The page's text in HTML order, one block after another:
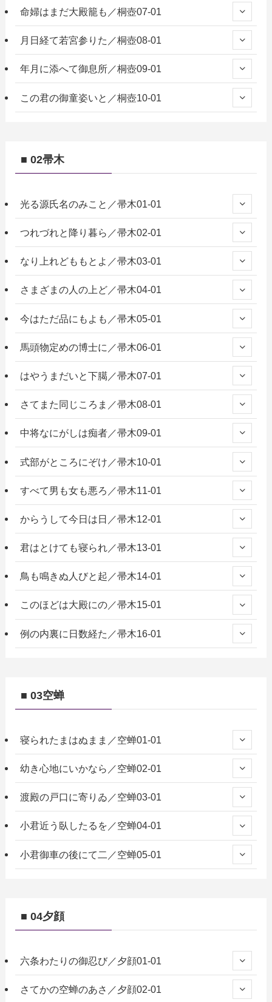
命婦はまだ大殿籠も／桐壺07-01
月日経て若宮参りた／桐壺08-01
年月に添へて御息所／桐壺09-01
この君の御童姿いと／桐壺10-01
■ 02帚木
光る源氏名のみこと／帚木01-01
つれづれと降り暮ら／帚木02-01
なり上れどももとよ／帚木03-01
さまざまの人の上ど／帚木04-01
今はただ品にもよも／帚木05-01
馬頭物定めの博士に／帚木06-01
はやうまだいと下臈／帚木07-01
さてまた同じころま／帚木08-01
中将なにがしは痴者／帚木09-01
式部がところにぞけ／帚木10-01
すべて男も女も悪ろ／帚木11-01
からうして今日は日／帚木12-01
君はとけても寝られ／帚木13-01
鳥も鳴きぬ人びと起／帚木14-01
このほどは大殿にの／帚木15-01
例の内裏に日数経た／帚木16-01
■ 03空蝉
寝られたまはぬまま／空蝉01-01
幼き心地にいかなら／空蝉02-01
渡殿の戸口に寄りゐ／空蝉03-01
小君近う臥したるを／空蝉04-01
小君御車の後にて二／空蝉05-01
■ 04夕顔
六条わたりの御忍び／夕顔01-01
さてかの空蝉のあさ／夕顔02-01